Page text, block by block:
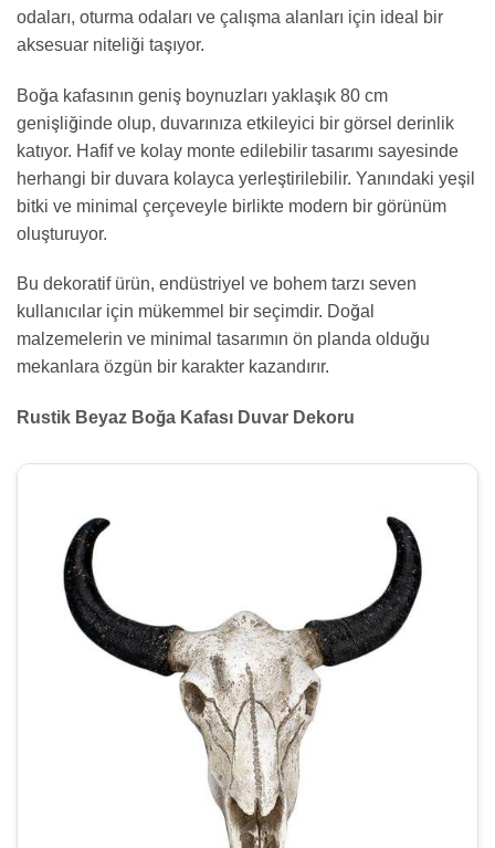
odaları, oturma odaları ve çalışma alanları için ideal bir
aksesuar niteliği taşıyor.
Boğa kafasının geniş boynuzları yaklaşık 80 cm
genişliğinde olup, duvarınıza etkileyici bir görsel derinlik
katıyor. Hafif ve kolay monte edilebilir tasarımı sayesinde
herhangi bir duvara kolayca yerleştirilebilir. Yanındaki yeşil
bitki ve minimal çerçeveyle birlikte modern bir görünüm
oluşturuyor.
Bu dekoratif ürün, endüstriyel ve bohem tarzı seven
kullanıcılar için mükemmel bir seçimdir. Doğal
malzemelerin ve minimal tasarımın ön planda olduğu
mekanlara özgün bir karakter kazandırır.
Rustik Beyaz Boğa Kafası Duvar Dekoru